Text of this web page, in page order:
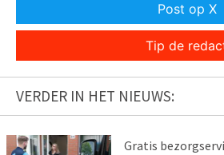
Post op X
Tip de
VERDER IN HET NIEUWS:
Gratis